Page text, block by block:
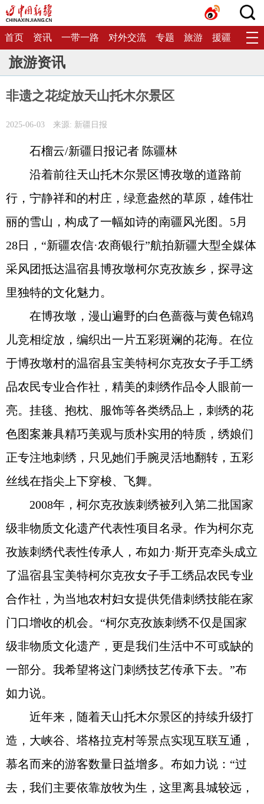
首页 资讯 一带一路 对外交流 专题 旅游 援疆 生态
旅游资讯
非遗之花绽放天山托木尔景区
2025-06-03 来源: 新疆日报
石榴云/新疆日报记者 陈疆林
沿着前往天山托木尔景区博孜墩的道路前
行，宁静祥和的村庄，绿意盎然的草原，雄伟壮
丽的雪山，构成了一幅如诗的南疆风光图。5月
28日，“新疆农信·农商银行”航拍新疆大型全媒体
采风团抵达温宿县博孜墩柯尔克孜族乡，探寻这
里独特的文化魅力。
在博孜墩，漫山遍野的白色蔷薇与黄色锦鸡
儿竞相绽放，编织出一片五彩斑斓的花海。在位
于博孜墩村的温宿县宝美特柯尔克孜女子手工绣
品农民专业合作社，精美的刺绣作品令人眼前一
亮。挂毯、抱枕、服饰等各类绣品上，刺绣的花
色图案兼具精巧美观与质朴实用的特质，绣娘们
正专注地刺绣，只见她们手腕灵活地翻转，五彩
丝线在指尖上下穿梭、飞舞。
2008年，柯尔克孜族刺绣被列入第二批国家
级非物质文化遗产代表性项目名录。作为柯尔克
孜族刺绣代表性传承人，布如力·斯开克牵头成立
了温宿县宝美特柯尔克孜女子手工绣品农民专业
合作社，为当地农村妇女提供凭借刺绣技能在家
门口增收的机会。“柯尔克孜族刺绣不仅是国家
级非物质文化遗产，更是我们生活中不可或缺的
一部分。我希望将这门刺绣技艺传承下去。”布
如力说。
近年来，随着天山托木尔景区的持续升级打
造，大峡谷、塔格拉克村等景点实现互联互通，
慕名而来的游客数量日益增多。布如力说：“过
去，我们主要依靠放牧为生，这里离县城较远，